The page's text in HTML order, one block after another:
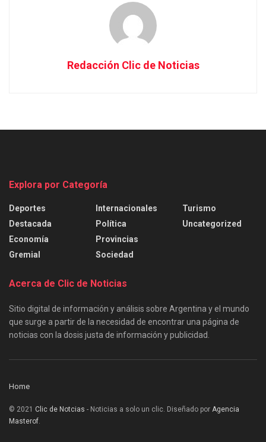
Redacción Clic de Noticias
Explora por Categoría
Deportes
Destacada
Economía
Gremial
Internacionales
Política
Provincias
Sociedad
Turismo
Uncategorized
Acerca de Clic de Noticias
Sitio digital de información y análisis sobre Argentina y el mundo
que surge a partir de la necesidad de encontrar una página de
noticias con la dosis justa de información y publicidad.
Home
© 2021 Clic de Notcias - Noticias a solo un clic. Diseñado por Agencia
Masterof.